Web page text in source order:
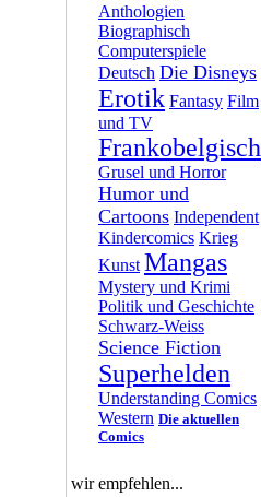
Anthologien
Biographisch
Computerspiele
Deutsch Die Disneys
Erotik Fantasy Film
und TV
Frankobelgisch
Grusel und Horror
Humor und
Cartoons Independent
Kindercomics Krieg
Kunst Mangas
Mystery und Krimi
Politik und Geschichte
Schwarz-Weiss
Science Fiction
Superhelden
Understanding Comics
Western Die aktuellen
Comics
wir empfehlen...